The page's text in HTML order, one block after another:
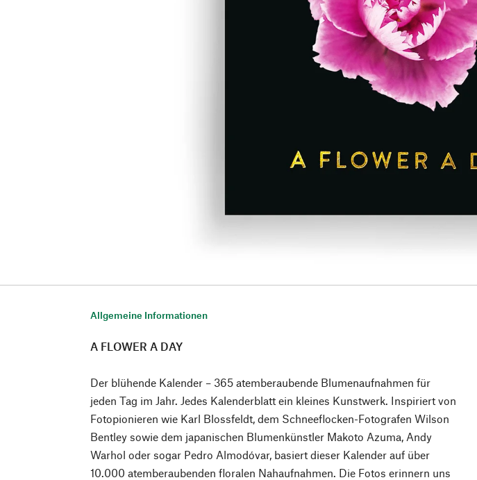
Allgemeine Informationen
A FLOWER A DAY
Der blühende Kalender – 365 atemberaubende Blumenaufnahmen für
jeden Tag im Jahr. Jedes Kalenderblatt ein kleines Kunstwerk. Inspiriert von
Fotopionieren wie Karl Blossfeldt, dem Schneeflocken-Fotografen Wilson
Bentley sowie dem japanischen Blumenkünstler Makoto Azuma, Andy
Warhol oder sogar Pedro Almodóvar, basiert dieser Kalender auf über
10.000 atemberaubenden floralen Nahaufnahmen. Die Fotos erinnern uns